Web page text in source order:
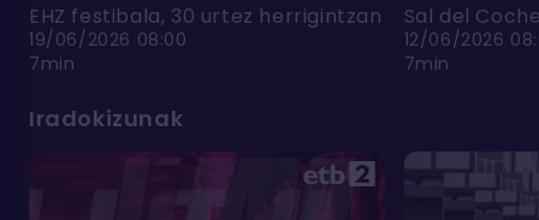
EHZ festibala, 30 urtez herrigintzan
19/06/2026 08:00
7min
Sal del
12/06/2026
7min
Iradokizunak